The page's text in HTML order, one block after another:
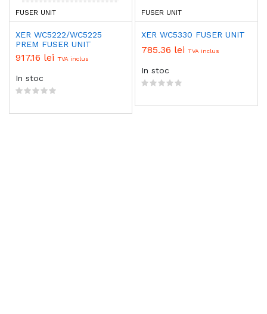
FUSER UNIT
XER WC5222/WC5225
PREM FUSER UNIT
917.16 lei TVA inclus
In stoc
FUSER UNIT
XER WC5330 FUSER UNIT
785.36 lei TVA inclus
In stoc